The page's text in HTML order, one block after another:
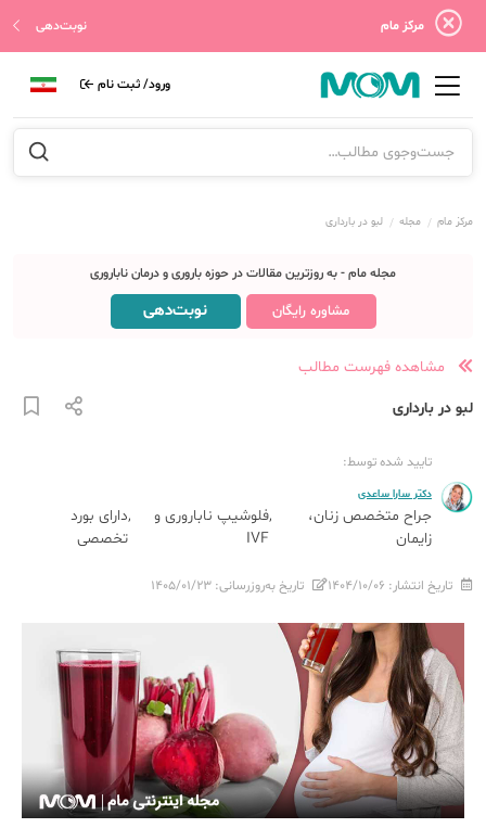
مرکز مام نوبت‌دهی
ورود/ ثبت نام
مرکز مام مجله لبو در بارداری
مجله مام - به روزترین مقالات در حوزه باروری و درمان ناباروری
مشاوره رایگان نوبت‌دهی
مشاهده فهرست مطالب
لبو در بارداری
تایید شده توسط:
دکتر سارا ساعدی
جراح متخصص زنان،
زایمان
فلوشیپ ناباروری و
IVF
دارای بورد
تخصصی
تاریخ انتشار: ۱۴۰۴/۱۰/۰۶ تاریخ به‌روزرسانی: ۱۴۰۵/۰۱/۲۳